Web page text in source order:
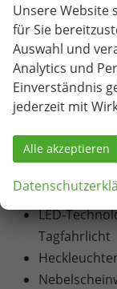
integrierter
Streaming /
SEAT
Volldigitales
Drittes
LED-
Tagfahrlicht
Unsere Website
für Sie
Auswahl und
Analytics und
Einverständnis
jederzeit mit
Alle akzeptieren